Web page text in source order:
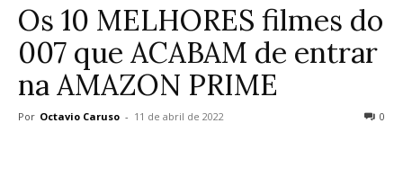
Os 10 MELHORES filmes do
007 que ACABAM de entrar
na AMAZON PRIME
Por Octavio Caruso - 11 de abril de 2022 0